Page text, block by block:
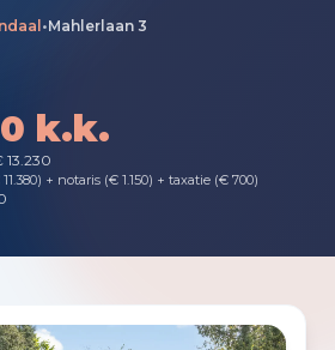
•Mahlerlaan 3
k.k.
13.230
+ notaris (€ 1.150) + taxatie (€ 700)